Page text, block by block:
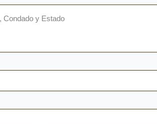
Condado y Estado